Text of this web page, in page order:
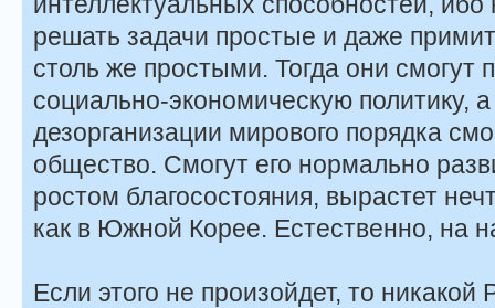
решать задачи простые и даже
столь же простыми. Тогда они смогут
социально-экономическую политику,
дезорганизации мирового порядка
общество. Смогут его нормально
ростом благосостояния, вырастет
как в Южной Корее. Естественно, на
Если этого не произойдет, то никакой